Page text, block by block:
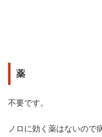
薬
不要です。
ノロに効く薬はないので